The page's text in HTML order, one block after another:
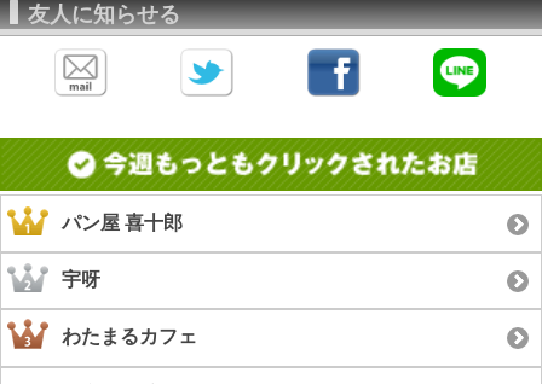
友人に知らせる
パン屋 喜十郎
宇呀
わたまるカフェ